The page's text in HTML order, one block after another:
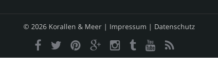
© 2026 Korallen & Meer | Impressum | Datenschutz